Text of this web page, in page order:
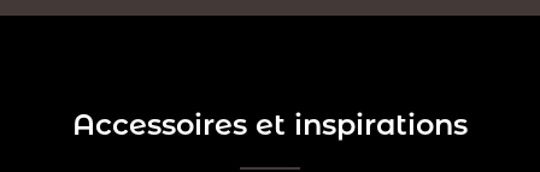
Accessoires et inspirations